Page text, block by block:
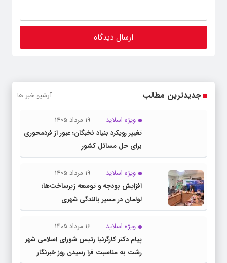
جدیدترین مطالب آرشیو خبر ها
ویژه اسلاید
19 مرداد 1405
تغییر رویکرد بنیاد نخبگان؛ عبور از فردمحوری
برای حل مسائل کشور
ویژه اسلاید
19 مرداد 1405
افزایش بودجه و توسعه زیرساخت‌ها؛
لولمان در مسیر بالندگی شهری
ویژه اسلاید
16 مرداد 1405
پیام دکتر کارگرنیا رئیس شورای اسلامی شهر
رشت به مناسبت فرا رسیدن روز خبرنگار